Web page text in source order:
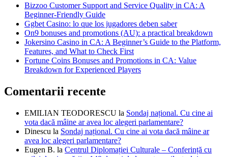
Bizzoo Customer Support and Service Quality in CA: A
Beginner-Friendly Guide
Ggbet Casino: lo que los jugadores deben saber
On9 bonuses and promotions (AU): a practical breakdown
Jokersino Casino in CA: A Beginner’s Guide to the Platform,
Features, and What to Check First
Fortune Coins Bonuses and Promotions in CA: Value
Breakdown for Experienced Players
Comentarii recente
EMILIAN TEODORESCU la Sondaj național. Cu cine ai
vota dacă mâine ar avea loc alegeri parlamentare?
Dinescu la Sondaj național. Cu cine ai vota dacă mâine ar
avea loc alegeri parlamentare?
Eugen B. la Centrul Diplomației Culturale – Conferință cu